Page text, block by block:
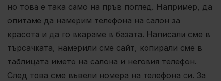
но това е така само на пръв поглед. Например, да
опитаме да намерим телефона на салон за
красота и да го вкараме в базата. Написали сме в
търсачката, намерили сме сайт, копирали сме в
таблицата името на салона и неговия телефон.
След това сме въвели номера на телефона си. За